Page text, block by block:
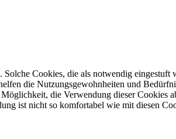
Cookies, die als notwendig
die Nutzungsgewohnheiten und
die Verwendung dieser Cookies
ist nicht so komfortabel wie mit diesen